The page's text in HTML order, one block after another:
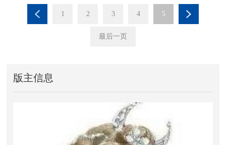
1 2 3 4 5
最后一页
版主信息